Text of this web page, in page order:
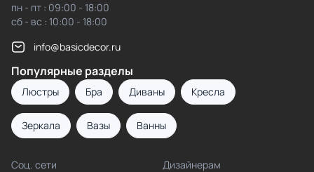
пн - пт : 09:00 - 18:00
сб - вс : 10:00 - 18:00
info@basicdecor.ru
Популярные разделы
Люстры Бра Диваны Кресла
Зеркала Вазы Ванны
Соц. сети Дизайнерам